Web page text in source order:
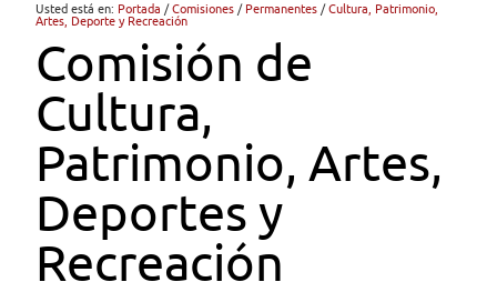
Usted está en: Portada /Comisiones / Permanentes /Cultura, Patrimonio,
Artes, Deporte y Recreación
Comisión de
Cultura,
Patrimonio, Artes,
Deportes y
Recreación